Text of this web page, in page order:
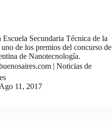
Escuela Secundaria Técnica de la
de los premios del concurso de
de Nanotecnología.
| Noticias de
Ago 11, 2017